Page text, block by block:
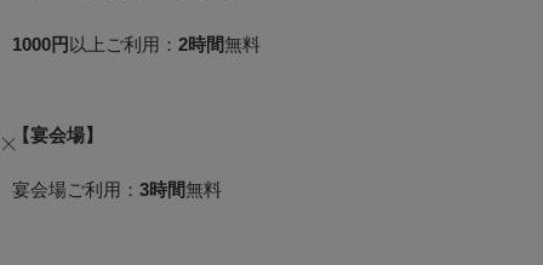
1000円 以上ご利用： 2時間無料
【宴会場】
宴会場ご利用： 3時間無料